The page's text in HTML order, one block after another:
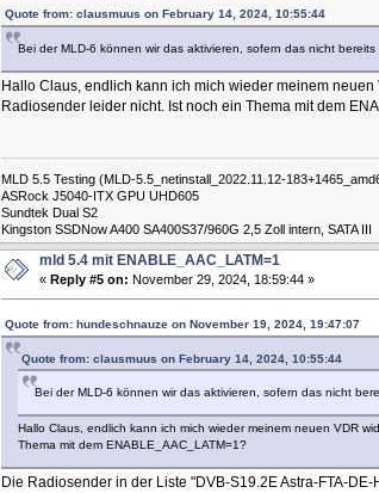
Quote from: clausmuus on February 14, 2024, 10:55:44
Bei der MLD-6 können wir das aktivieren, sofern das nicht
Hallo Claus, endlich kann ich mich wieder meinem
Radiosender leider nicht. Ist noch ein Thema mit dem
MLD 5.5 Testing (MLD-5.5_netinstall_2022.11.12-
ASRock J5040-ITX GPU UHD605
Sundtek Dual S2
Kingston SSDNow A400 SA400S37/960G 2,5 Zoll intern, SATA III
mld 5.4 mit ENABLE_AAC_LATM=1
« Reply #5 on: November 29, 2024, 18:59:44 »
Quote from: hundeschnauze on November 19, 2024, 19:47:07
Quote from: clausmuus on February 14, 2024, 10:55:44
Bei der MLD-6 können wir das aktivieren, sofern das nicht
Hallo Claus, endlich kann ich mich wieder meinem neuen VDR
Thema mit dem ENABLE_AAC_LATM=1?
Die Radiosender in der Liste "DVB-S19.2E Astra-FTA-